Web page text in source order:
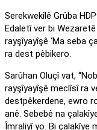
Serekwekîlê Grûba
Edaletî ver bi
rayşîyayîşê ‘Ma seba
ra dest pêbikero.
Sarûhan Oluçî vat,
rayşîyayîşê meclîsî ra
destpêkerdene, ewro
anê. Sebebê na
Îmraliyî yo. Bi çalakîye